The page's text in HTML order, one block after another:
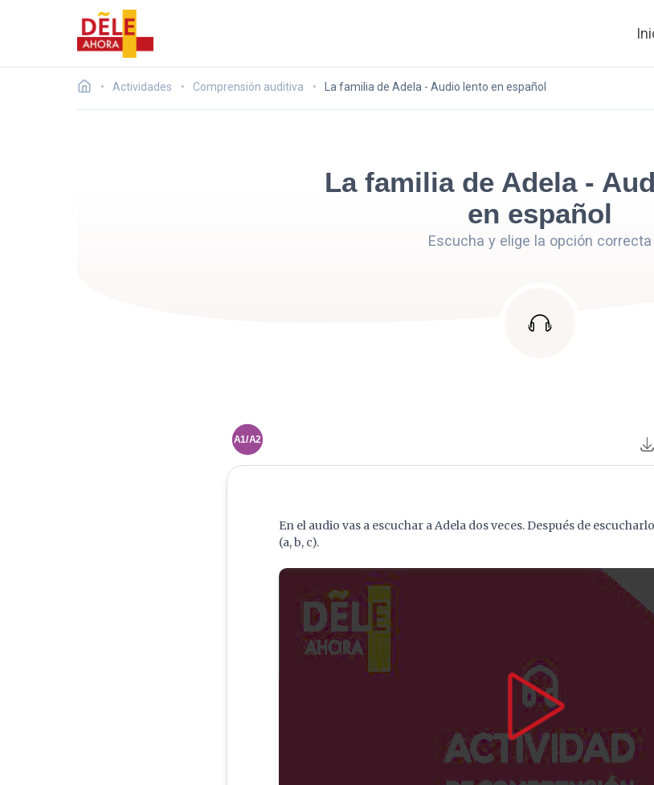
Actividades Comprensión auditiva La familia de Adela - Audio lento en español
La familia de Adela -
en español
Escucha y elige la opción correcta
A1/A2
En el audio vas a escuchar a Adela dos veces. Después de
(a, b, c).